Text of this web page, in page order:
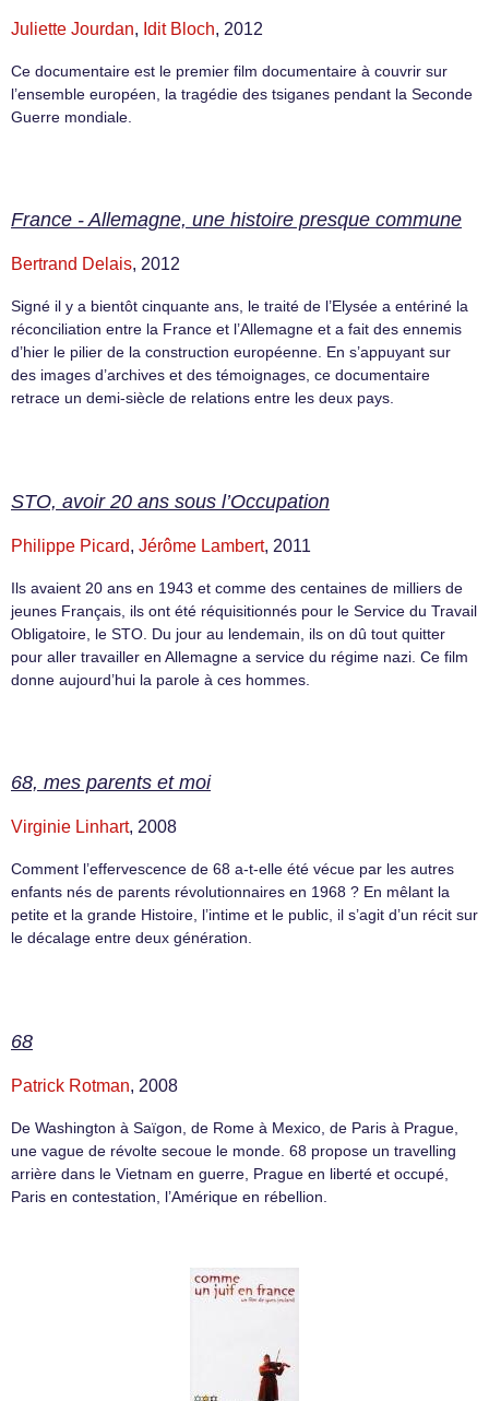
Juliette Jourdan, Idit Bloch, 2012
Ce documentaire est le premier film documentaire à couvrir sur
l’ensemble européen, la tragédie des tsiganes pendant la Seconde
Guerre mondiale.
France - Allemagne, une histoire presque commune
Bertrand Delais, 2012
Signé il y a bientôt cinquante ans, le traité de l’Elysée a entériné la
réconciliation entre la France et l’Allemagne et a fait des ennemis
d’hier le pilier de la construction européenne. En s’appuyant sur
des images d’archives et des témoignages, ce documentaire
retrace un demi-siècle de relations entre les deux pays.
STO, avoir 20 ans sous l’Occupation
Philippe Picard, Jérôme Lambert, 2011
Ils avaient 20 ans en 1943 et comme des centaines de milliers de
jeunes Français, ils ont été réquisitionnés pour le Service du Travail
Obligatoire, le STO. Du jour au lendemain, ils on dû tout quitter
pour aller travailler en Allemagne a service du régime nazi. Ce film
donne aujourd’hui la parole à ces hommes.
68, mes parents et moi
Virginie Linhart, 2008
Comment l’effervescence de 68 a-t-elle été vécue par les autres
enfants nés de parents révolutionnaires en 1968 ? En mêlant la
petite et la grande Histoire, l’intime et le public, il s’agit d’un récit sur
le décalage entre deux génération.
68
Patrick Rotman, 2008
De Washington à Saïgon, de Rome à Mexico, de Paris à Prague,
une vague de révolte secoue le monde. 68 propose un travelling
arrière dans le Vietnam en guerre, Prague en liberté et occupé,
Paris en contestation, l’Amérique en rébellion.